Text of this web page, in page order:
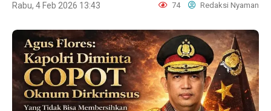
Rabu, 4 Feb 2026 13:43 74 Redaksi Nyaman